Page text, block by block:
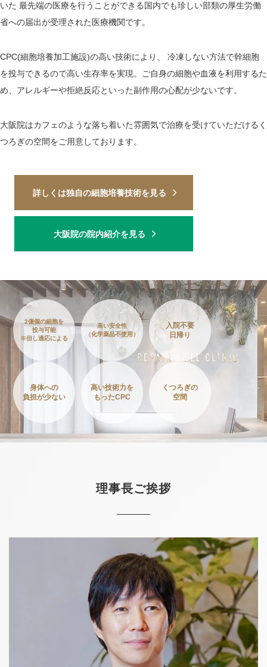
いた 最先端の医療を行うことができる国内でも珍しい部類の厚生労働
省への届出が受理された医療機関です。
CPC(細胞培養加工施設)の高い技術により、 冷凍しない方法で幹細胞
を投与できるので高い生存率を実現。ご自身の細胞や血液を利用するた
め、アレルギーや拒絶反応といった副作用の心配が少ないです。
大阪院はカフェのような落ち着いた雰囲気で治療を受けていただけるく
つろぎの空間をご用意しております。
詳しくは独自の細胞培養技術を見る
大阪院の院内紹介を見る
2億個の細胞を
投与可能
※但し適応による
高い安全性
（化学薬品不使用）
入院不要
日帰り
身体への
負担が少ない
高い技術力を
もったCPC
くつろぎの
空間
理事長ご挨拶